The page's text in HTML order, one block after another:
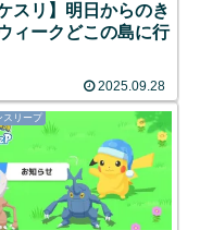
スリ】明日からのき
ィークどこの島に行
2025.09.28
スリープ